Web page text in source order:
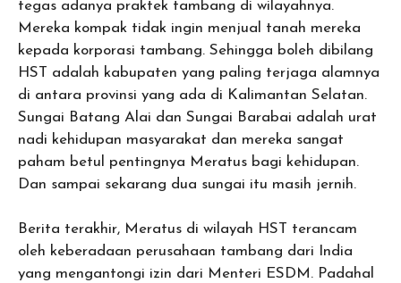
tegas adanya praktek tambang di wilayahnya.
Mereka kompak tidak ingin menjual tanah mereka
kepada korporasi tambang. Sehingga boleh dibilang
HST adalah kabupaten yang paling terjaga alamnya
di antara provinsi yang ada di Kalimantan Selatan.
Sungai Batang Alai dan Sungai Barabai adalah urat
nadi kehidupan masyarakat dan mereka sangat
paham betul pentingnya Meratus bagi kehidupan.
Dan sampai sekarang dua sungai itu masih jernih.
Berita terakhir, Meratus di wilayah HST terancam
oleh keberadaan perusahaan tambang dari India
yang mengantongi izin dari Menteri ESDM. Padahal